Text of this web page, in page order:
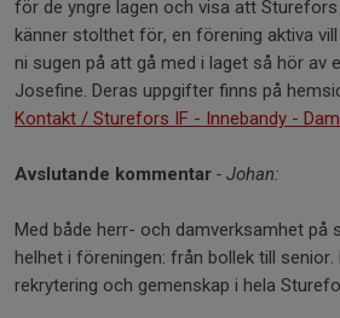
för de yngre lagen och visa att
känner stolthet för, en förening aktiva
ni sugen på att gå med i laget så hör av
Josefine. Deras uppgifter finns på
Kontakt / Sturefors IF - Innebandy -
Avslutande kommentar - Johan:
Med både herr- och dam­verksamhet på
helhet i föreningen: från bollek till senior.
rekrytering och gemenskap i hela